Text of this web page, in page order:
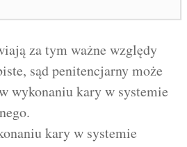
za tym ważne względy
sąd penitencjarny może
wykonaniu kary w systemie
kary w systemie